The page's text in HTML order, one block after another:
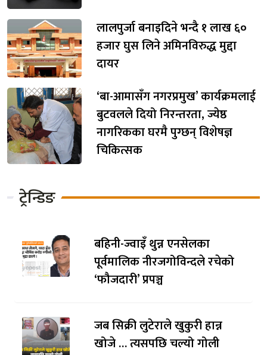
लालपुर्जा बनाइदिने भन्दै १ लाख ६०
हजार घुस लिने अमिनविरुद्ध मुद्दा
दायर
‘बा-आमासँग नगरप्रमुख’ कार्यक्रमलाई
बुटवलले दियो निरन्तरता, ज्येष्ठ
नागरिकका घरमै पुग्छन् विशेषज्ञ
चिकित्सक
ट्रेन्डिङ
बहिनी-ज्वाइँ थुन्न एनसेलका
पूर्वमालिक नीरजगोविन्दले रचेको
‘फौजदारी’ प्रपञ्च
जब सिक्री लुटेराले खुकुरी हान्न
खोजे … त्यसपछि चल्यो गोली